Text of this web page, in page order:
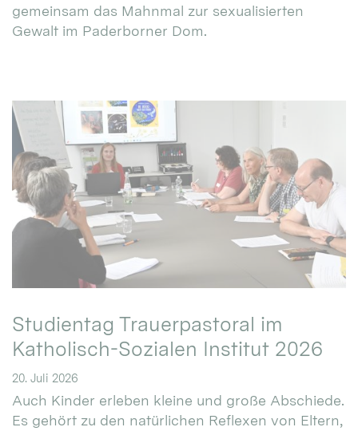
gemeinsam das Mahnmal zur sexualisierten
Gewalt im Paderborner Dom.
Studientag Trauerpastoral im
Katholisch-Sozialen Institut 2026
20. Juli 2026
Auch Kinder erleben kleine und große Abschiede.
Es gehört zu den natürlichen Reflexen von Eltern,